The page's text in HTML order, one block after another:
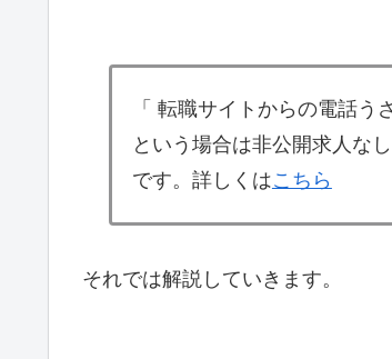
「 転職サイトからの電話う
という場合は非公開求人な
です。詳しくはこちら
それでは解説していきます。